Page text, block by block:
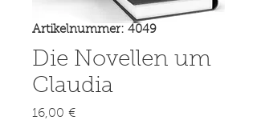
Artikelnummer: 4049
Die Novellen um
Claudia
16,00 €Preis